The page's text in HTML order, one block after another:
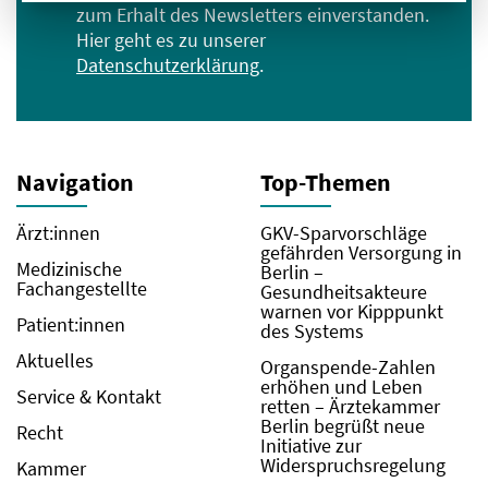
zum Erhalt des Newsletters einverstanden.
Hier geht es zu unserer
Datenschutzerklärung.
Navigation
Ärzt:innen
Medizinische
Fachangestellte
Patient:innen
Aktuelles
Service & Kontakt
Recht
Kammer
Top-Themen
GKV-Sparvorschläge
gefährden Versorgung in
Berlin –
Gesundheitsakteure
warnen vor Kipppunkt
des Systems
Organspende-Zahlen
erhöhen und Leben
retten – Ärztekammer
Berlin begrüßt neue
Initiative zur
Widerspruchsregelung